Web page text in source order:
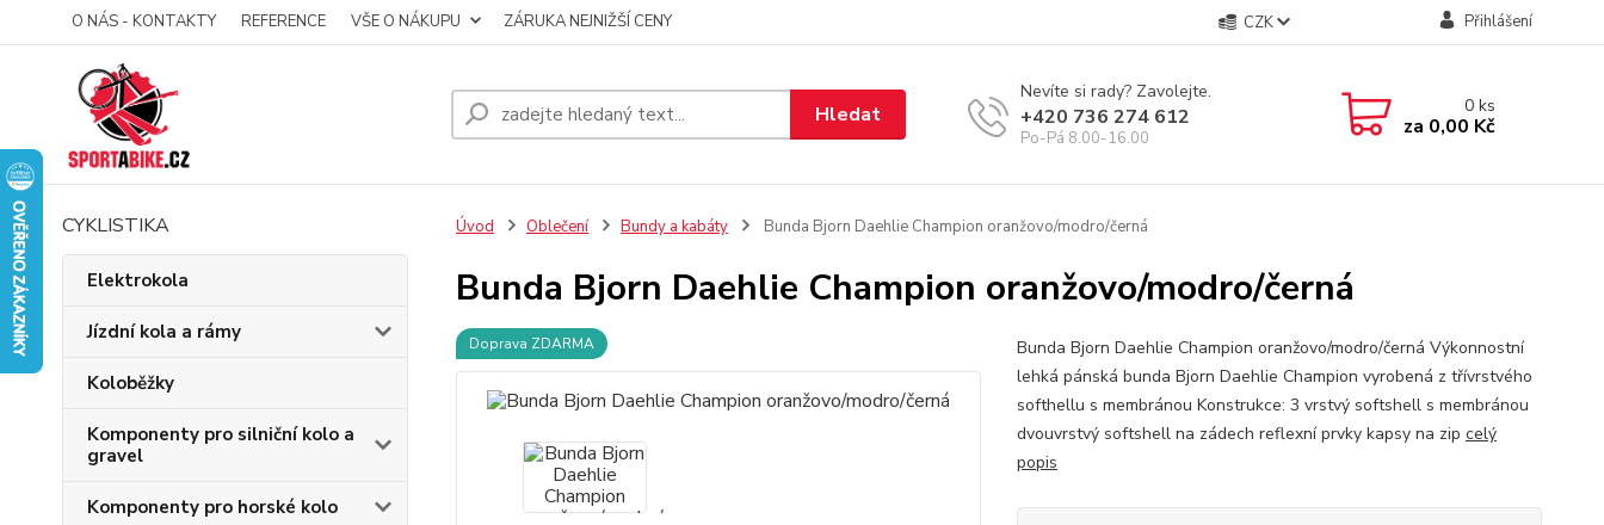
O NÁS - KONTAKTY REFERENCE VŠE O NÁKUPU ZÁRUKA NEJNIŽŠÍ CENY CZK Přihlášení
Hledat
Nevíte si rady? Zavolejte.
+420 736 274 612
Po-Pá 8.00-16.00
0ks
za 0,00 Kč
CYKLISTIKA
Elektrokola
Jízdní kola a rámy
Koloběžky
Komponenty pro silniční kolo a
gravel
Komponenty pro horské kolo
Úvod Oblečení Bundy a kabáty Bunda Bjorn Daehlie Champion oranžovo/modro/černá
Bunda Bjorn Daehlie Champion oranžovo/modro/černá
Doprava ZDARMA
Bunda Bjorn Daehlie Champion oranžovo/modro/černá Výkonnostní
lehká pánská bunda Bjorn Daehlie Champion vyrobená z třívrstvého
softhellu s membránou Konstrukce: 3 vrstvý softshell s membránou
dvouvrstvý softshell na zádech reflexní prvky kapsy na zip celý
popis